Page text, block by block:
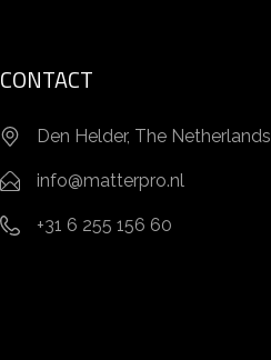
CONTACT
Den Helder, The Netherlands
info@matterpro.nl
+31 6 255 156 60